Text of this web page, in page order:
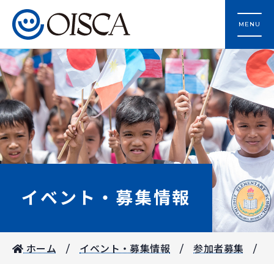
MENU
イベント・募集情報
ホーム イベント・募集情報 参加者募集